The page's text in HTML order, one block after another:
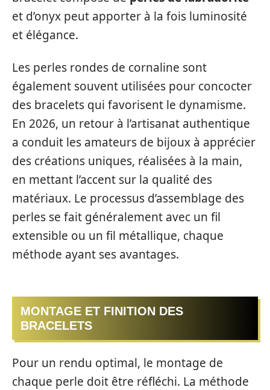
et d’onyx peut apporter à la fois luminosité
et élégance.
Les perles rondes de cornaline sont
également souvent utilisées pour concocter
des bracelets qui favorisent le dynamisme.
En 2026, un retour à l’artisanat authentique
a conduit les amateurs de bijoux à apprécier
des créations uniques, réalisées à la main,
en mettant l’accent sur la qualité des
matériaux. Le processus d’assemblage des
perles se fait généralement avec un fil
extensible ou un fil métallique, chaque
méthode ayant ses avantages.
MONTAGE ET FINITION DES
BRACELETS
Pour un rendu optimal, le montage de
chaque perle doit être réfléchi. La méthode